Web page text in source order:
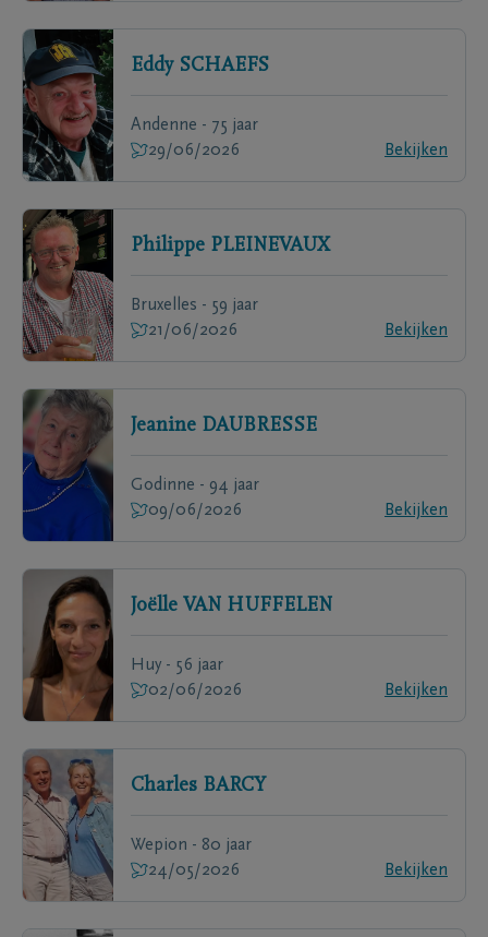
Eddy SCHAEFS
Andenne - 75 jaar
29/06/2026
Bekijken
Philippe PLEINEVAUX
Bruxelles - 59 jaar
21/06/2026
Bekijken
Jeanine DAUBRESSE
Godinne - 94 jaar
09/06/2026
Bekijken
Joëlle VAN HUFFELEN
Huy - 56 jaar
02/06/2026
Bekijken
Charles BARCY
Wepion - 80 jaar
24/05/2026
Bekijken